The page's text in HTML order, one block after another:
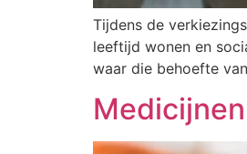
Tijdens de
leeftijd wonen en
waar die behoefte